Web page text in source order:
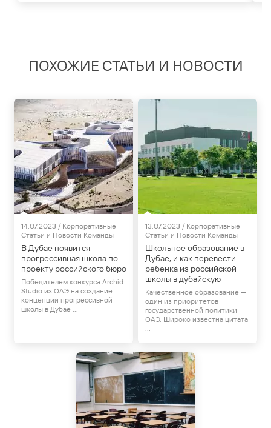
ПОХОЖИЕ СТАТЬИ И НОВОСТИ
14.07.2023 / Корпоративные
Статьи и Новости Команды
В Дубае появится
прогрессивная школа по
проекту российского бюро
Победителем конкурса Archid
Studio из ОАЭ на создание
концепции прогрессивной
школы в Дубае ...
13.07.2023 / Корпоративные
Статьи и Новости Команды
Школьное образование в
Дубае, и как перевести
ребенка из российской
школы в дубайскую
Качественное образование —
один из приоритетов
государственной политики
ОАЭ. Широко известна цитата
...